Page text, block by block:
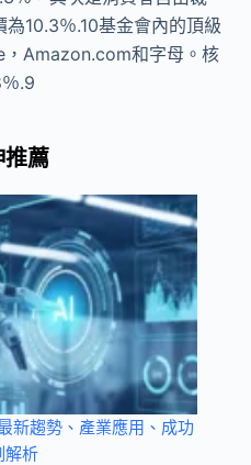
為10.3％.10基金會內的頂級
Amazon.com和字母。核
.9
推薦
新趨勢、產業應用、成功
解析